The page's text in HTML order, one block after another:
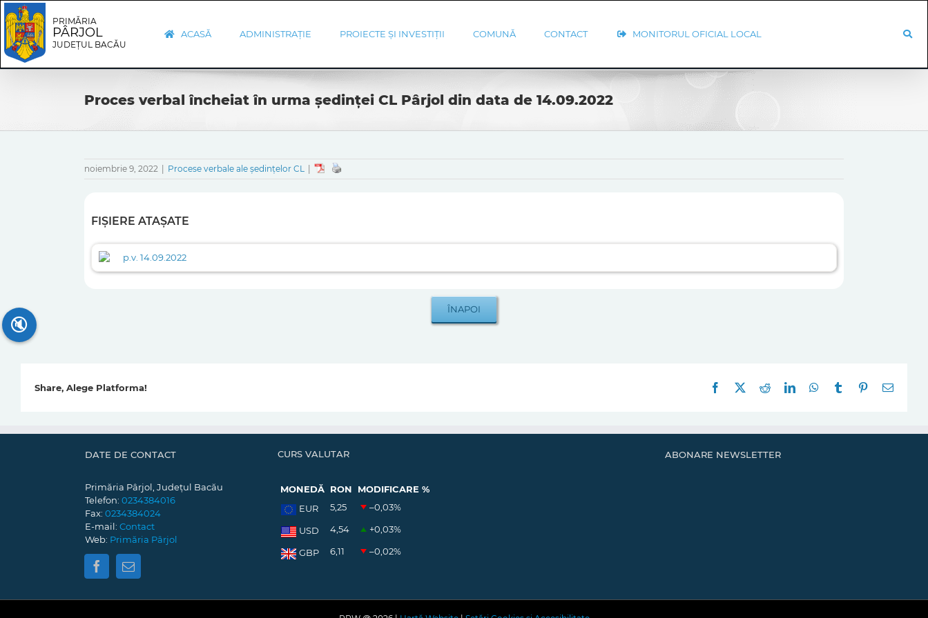
Skip
to
content
Skip
Navigation
PRIMĂRIA
PÂRJOL
JUDEȚUL BACĂU
ACASĂ ADMINISTRAȚIE PROIECTE ȘI INVESTIȚII COMUNĂ CONTACT MONITORUL OFICIAL LOCAL
Proces verbal încheiat în urma ședinței CL Pârjol din data de 14.09.2022
noiembrie 9, 2022 Procese verbale ale ședințelor CL
FIȘIERE ATAȘATE
p.v. 14.09.2022
Share, Alege Platforma! Facebook RedditLinkedInWhatsApp
Tumblr Pinterest
E-
DATE DE CONTACT
Primăria Pârjol, Județul Bacău
Telefon: 0234384016
Fax: 0234384024
E-mail: Contact
Web: Primăria Pârjol
CURS VALUTAR
MONEDĂ RON
MODIFICARE %
EUR
5,25 –0,03%
USD 4,54 +0,03%
GBP 6,11 –0,02%
ABONARE NEWSLETTER
🔇